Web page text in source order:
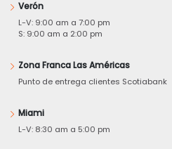
Verón
L-V: 9:00 am a 7:00 pm
S: 9:00 am a 2:00 pm
Zona Franca Las Américas
Punto de entrega clientes Scotiabank
Miami
L-V: 8:30 am a 5:00 pm